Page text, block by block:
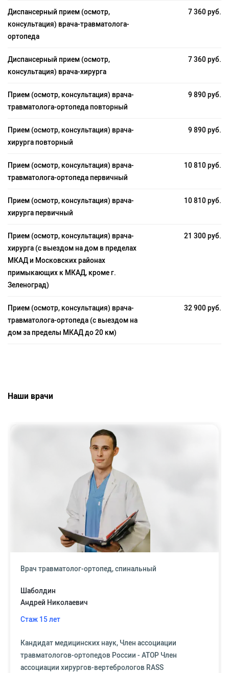
Диспансерный прием (осмотр,
консультация) врача-травматолога-
ортопеда
7 360 руб.
Диспансерный прием (осмотр,
консультация) врача-хирурга
7 360 руб.
Прием (осмотр, консультация) врача-
травматолога-ортопеда повторный
9 890 руб.
Прием (осмотр, консультация) врача-
хирурга повторный
9 890 руб.
Прием (осмотр, консультация) врача-
травматолога-ортопеда первичный
10 810 руб.
Прием (осмотр, консультация) врача-
хирурга первичный
10 810 руб.
Прием (осмотр, консультация) врача-
хирурга (с выездом на дом в пределах
МКАД и Московских районах
примыкающих к МКАД, кроме г.
Зеленоград)
21 300 руб.
Прием (осмотр, консультация) врача-
травматолога-ортопеда (с выездом на
дом за пределы МКАД до 20 км)
32 900 руб.
Наши врачи
Врач травматолог-ортопед, спинальный
Шаболдин
Андрей Николаевич
Стаж 15 лет
Кандидат медицинских наук, Член ассоциации
травматологов-ортопедов России - АТОР Член
ассоциации хирургов-вертебрологов RASS